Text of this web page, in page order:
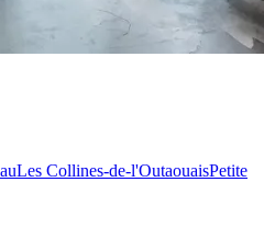
Les Collines-de-l'OutaouaisPetite